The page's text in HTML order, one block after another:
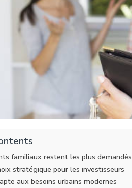
familiaux restent les plus demandés
stratégique pour les investisseurs
aux besoins urbains modernes